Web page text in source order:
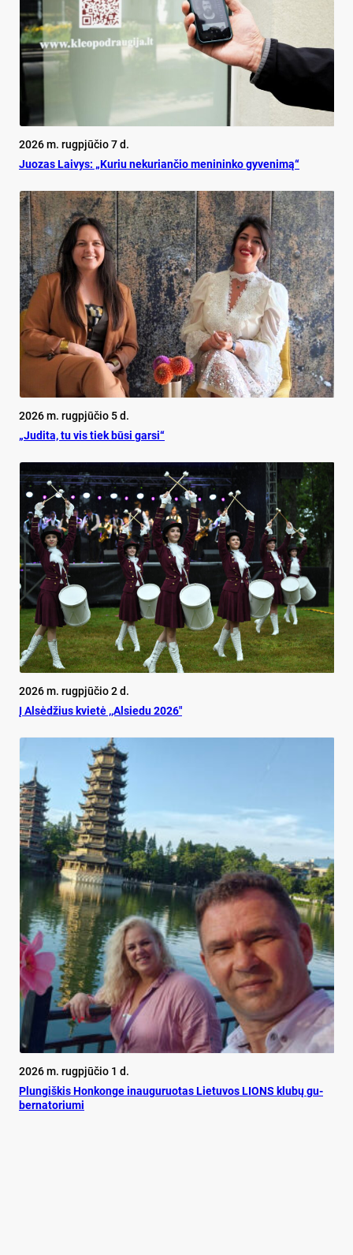
2026 m. rugpjūčio 7 d.
Juo­zas Lai­vys: „Ku­riu ne­ku­rian­čio me­ni­nin­ko gy­ve­ni­mą“
2026 m. rugpjūčio 5 d.
„Judita, tu vis tiek būsi garsi“
2026 m. rugpjūčio 2 d.
Į Alsėdžius kvietė ,,Alsiedu 2026″
2026 m. rugpjūčio 1 d.
Plun­giš­kis Hon­kon­ge inau­gu­ruo­tas Lie­tu­vos LIONS klu­bų gu­
ber­na­to­riu­mi